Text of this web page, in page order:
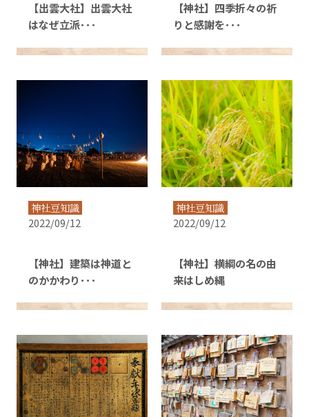
【出雲大社】出雲大社
はなぜ立派･･･
【神社】四季折々の祈
りと感謝を･･･
神社豆知識
2022/09/12
【神社】建築は神道と
のかかわり･･･
神社豆知識
2022/09/12
【神社】横綱の名の由
来はしめ縄